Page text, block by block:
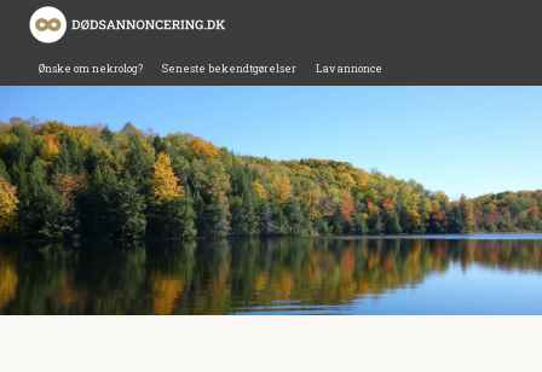
Ønske om nekrolog? Seneste bekendtgørelser Lav annonce